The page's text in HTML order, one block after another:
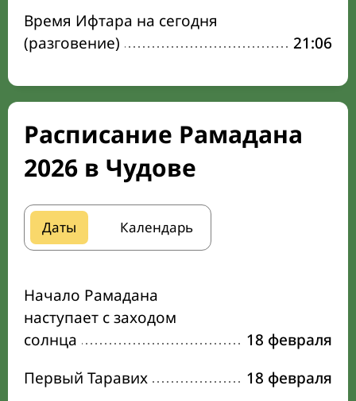
Время Ифтара на сегодня
(разговение)
21:06
Расписание Рамадана
2026 в Чудове
Даты Календарь
Начало Рамадана
наступает с заходом
солнца
18 февраля
Первый Таравих
18 февраля